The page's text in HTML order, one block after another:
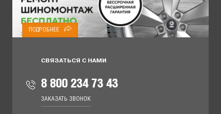
ПОДРОБНЕЕ
СВЯЗАТЬСЯ С НАМИ
8 800 234 73 43
ЗАКАЗАТЬ ЗВОНОК